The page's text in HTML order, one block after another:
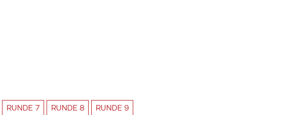
RUNDE 7 RUNDE 8 RUNDE 9